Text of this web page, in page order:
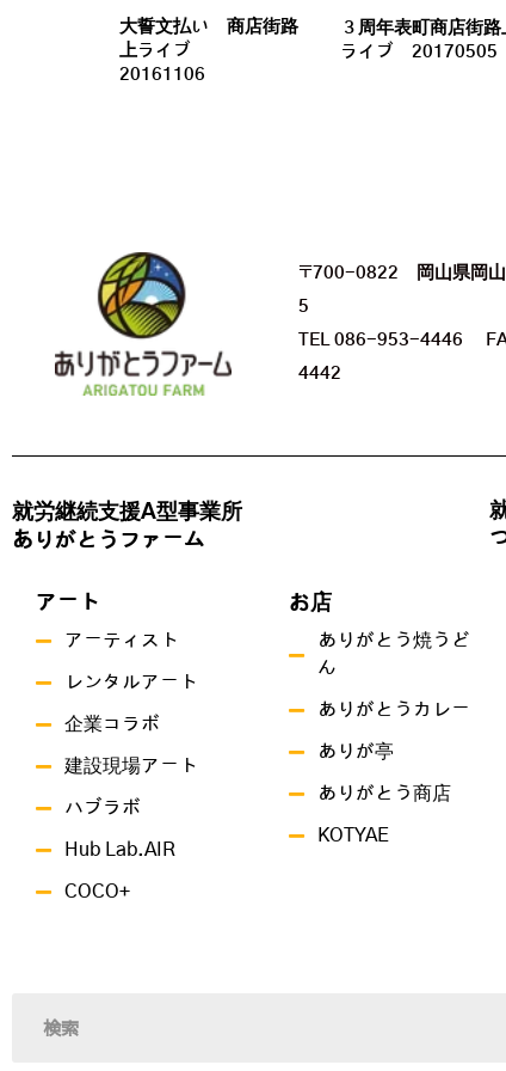
大誓文払い 商店街路
上ライブ
20161106
３周年表町商店街路
ライブ 20170505
〒700-0822 岡山県岡
5
TEL 086-953-4446
4442
就労継続支援A型事業所
ありがとうファーム
アート
アーティスト
レンタルアート
企業コラボ
建設現場アート
ハブラボ
Hub Lab.AIR
COCO+
お店
ありがとう焼うど
ん
ありがとうカレー
ありが亭
ありがとう商店
KOTYAE